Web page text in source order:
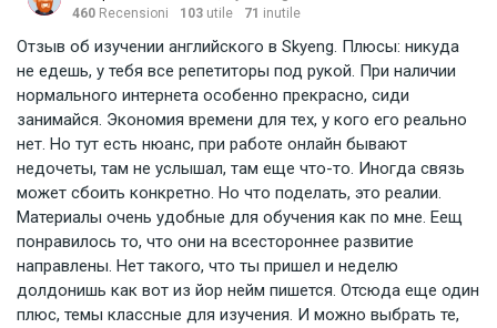
460 Recensioni 103 utile 71 inutile
Отзыв об изучении английского в Skyeng. Плюсы: никуда
не едешь, у тебя все репетиторы под рукой. При наличии
нормального интернета особенно прекрасно, сиди
занимайся. Экономия времени для тех, у кого его реально
нет. Но тут есть нюанс, при работе онлайн бывают
недочеты, там не услышал, там еще что-то. Иногда связь
может сбоить конкретно. Но что поделать, это реалии.
Материалы очень удобные для обучения как по мне. Еещ
понравилось то, что они на всестороннее развитие
направлены. Нет такого, что ты пришел и неделю
долдонишь как вот из йор нейм пишется. Отсюда еще один
плюс, темы классные для изучения. И можно выбрать те,